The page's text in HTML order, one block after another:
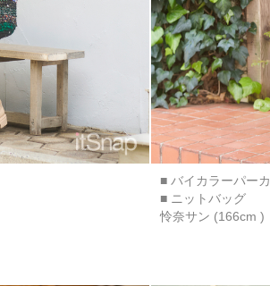
■ バイカラーパーカ
■ ニットバッグ
怜奈サン (166cm )